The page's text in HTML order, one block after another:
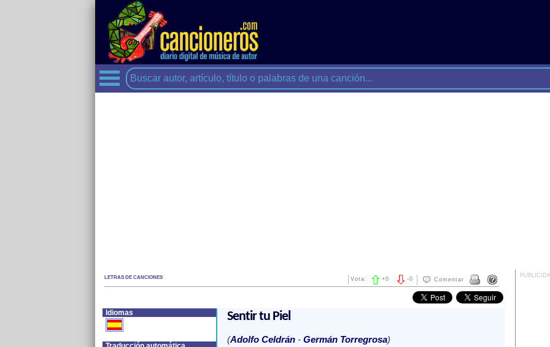
LETRAS DE CANCIONES Comentar
-0
Vota: +0
Idiomas Sentir tu Piel
(Adolfo Celdrán- Germán Torregrosa)